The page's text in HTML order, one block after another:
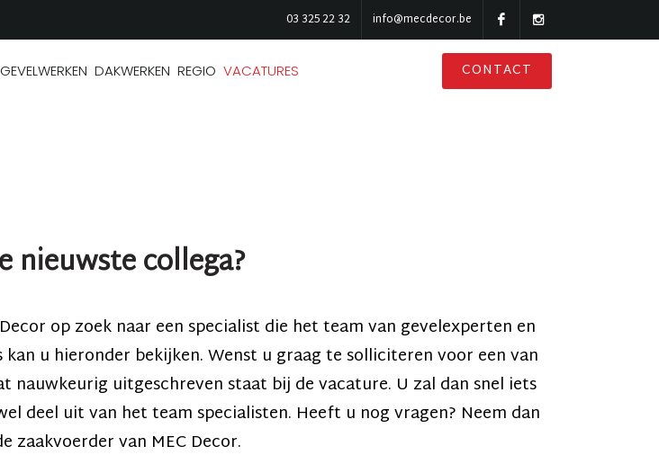
03 325 22 32 info@mecdecor.be
CONTACT
GEVELWERKEN DAKWERKEN REGIO VACATURES
nieuwste collega?
op zoek naar een specialist die het team van gevelexperten en
u hieronder bekijken. Wenst u graag te solliciteren voor een van
nauwkeurig uitgeschreven staat bij de vacature. U zal dan snel iets
deel uit van het team specialisten. Heeft u nog vragen? Neem dan
zaakvoerder van MEC Decor.